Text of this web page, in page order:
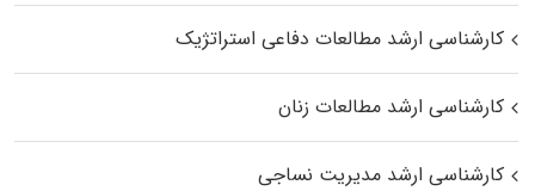
کارشناسی ارشد مطالعات دفاعی استراتژیک
کارشناسی ارشد مطالعات زنان
کارشناسی ارشد مدیریت نساجی